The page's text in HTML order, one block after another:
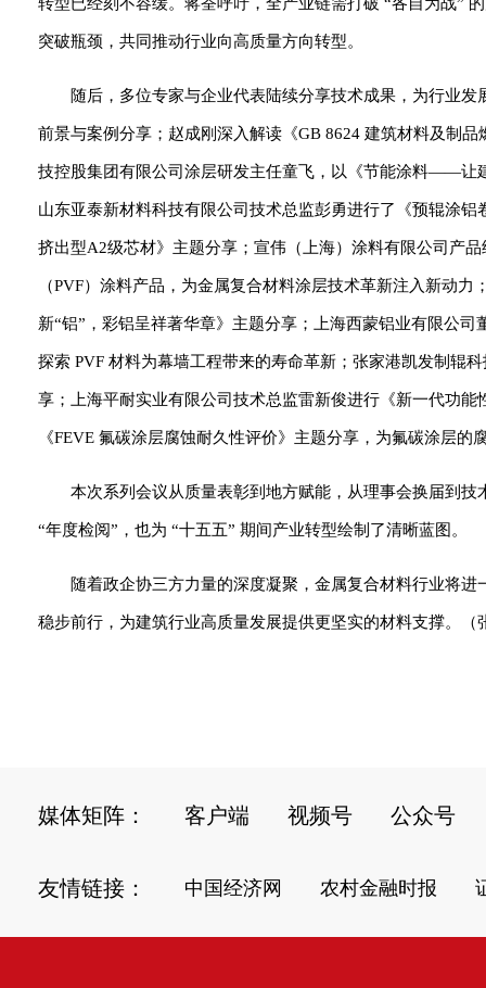
突破瓶颈，共同推动行业向高质量方向转型。
随后，多位专家与企业代表陆续分享技术成果，为行业
前景与案例分享；赵成刚深入解读《GB 8624 建筑材料及制
技控股集团有限公司涂层研发主任童飞，以《节能涂料——让
山东亚泰新材料科技有限公司技术总监彭勇进行了《预辊涂
挤出型A2级芯材》主题分享；宣伟（上海）涂料有限公司产
（PVF）涂料产品，为金属复合材料涂层技术革新注入新动
新“铝”，彩铝呈祥著华章》主题分享；上海西蒙铝业有限公
探索 PVF 材料为幕墙工程带来的寿命革新；张家港凯发制
享；上海平耐实业有限公司技术总监雷新俊进行《新一代功
《FEVE 氟碳涂层腐蚀耐久性评价》主题分享，为氟碳涂层的
本次系列会议从质量表彰到地方赋能，从理事会换届到
“年度检阅”，也为 “十五五” 期间产业转型绘制了清晰蓝图。
随着政企协三方力量的深度凝聚，金属复合材料行业将
稳步前行，为建筑行业高质量发展提供更坚实的材料支撑。（
媒体矩阵： 客户端 视频号 公众号
友情链接： 中国经济网 农村金融时报